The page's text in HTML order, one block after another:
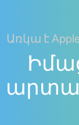
Առկա է